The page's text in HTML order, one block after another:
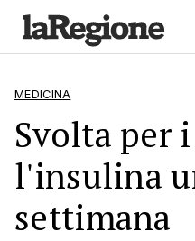
MEDICINA
Svolta per
l'insulina
settimana